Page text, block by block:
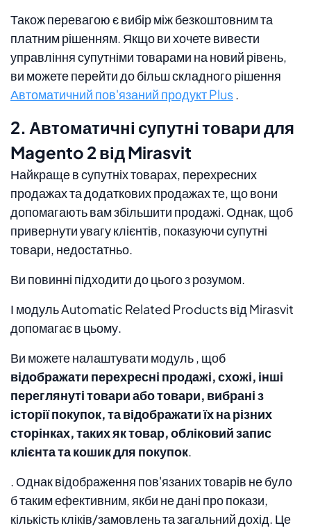
Також перевагою є вибір між безкоштовним та
платним рішенням. Якщо ви хочете вивести
управління супутніми товарами на новий рівень,
ви можете перейти до більш складного рішення
Автоматичний пов'язаний продукт Plus.
2. Автоматичні супутні товари для
Magento 2 від Mirasvit
Найкраще в супутніх товарах, перехресних
продажах та додаткових продажах те, що вони
допомагають вам збільшити продажі. Однак, щоб
привернути увагу клієнтів, показуючи супутні
товари, недостатньо.
Ви повинні підходити до цього з розумом.
І модуль Automatic Related Products від Mirasvit
допомагає в цьому.
Ви можете налаштувати модуль , щоб
відображати перехресні продажі, схожі, інші
переглянуті товари або товари, вибрані з
історії покупок, та відображати їх на різних
сторінках, таких як товар, обліковий запис
клієнта та кошик для покупок.
. Однак відображення пов'язаних товарів не було
б таким ефективним, якби не дані про покази,
кількість кліків/замовлень та загальний дохід. Це